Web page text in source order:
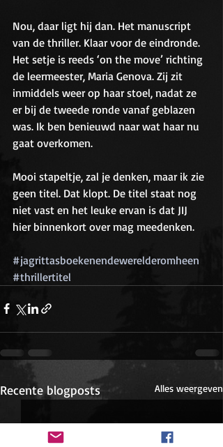
Nou, daar ligt hij dan. Het manuscript
van de thriller. Klaar voor de eindronde.
Het setje is reeds ‘on the move’ richting
de leermeester, Maria Genova. Zij zit
inmiddels weer op haar stoel, nadat ze
er bij de tweede ronde vanaf geblazen
was. Ik ben benieuwd naar wat haar nu
gaat overkomen.
Mooi stapeltje, zal je denken, maar ik zie
geen titel. Dat klopt. De titel staat nog
niet vast en het leuke ervan is dat JIJ
hier binnenkort over mag meedenken.
#jagrittasboekenendewerelderomheen
#thrillertitel
Recente blogposts Alles weergeven